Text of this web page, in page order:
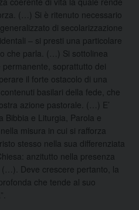
(…) Si è ritenuto necessario
di secolarizzazione
– si presti una particolare
che parla. (…) Si sottolinea
permanente, soprattutto dei
il forte ostacolo di una
basilari della fede, che
azione pastorale. (…) E’
Bibbia e Liturgia, Parola e
misura in cui si rafforza
stesso nella sua differenziata
anzitutto nella presenza
Deve crescere pertanto, la
che tende al suo